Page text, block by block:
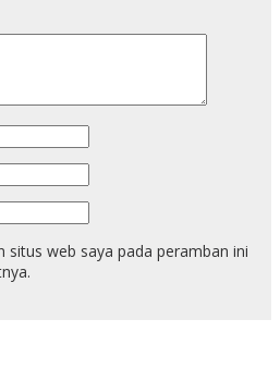
situs web saya pada peramban ini